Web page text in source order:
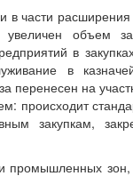
части расширения
объем
в
в
перенесен на
происходит
закупкам,
промышленных